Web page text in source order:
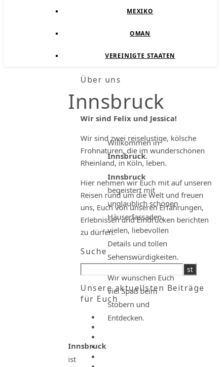
MEXIKO
OMAN
VEREINIGTE STAATEN
Innsbruck
Willkommen in
Innsbruck.
Innsbruck
begeistert mit
unglaublich schönen
Häuserfassaden,
vielen, liebevollen
Details und tollen
Sehenswürdigkeiten.
Wir wünschen Euch
viel Spaß beim
Stöbern und
Entdecken.
Innsbruck
ist
Über uns
Wir sind Felix und Jessica!
Wir sind zwei reiselustige, kölsche
Frohnaturen, die im wunderschönen
Rheinland, in Köln, leben.
Hier nehmen wir Euch mit auf unseren
Reisen rund um die Welt und freuen
uns, Euch von unseren Erfahrungen,
Erlebnissen und Eindrücken berichten
zu dürfen.
Suche
Unsere aktuellsten Beiträge
für Euch